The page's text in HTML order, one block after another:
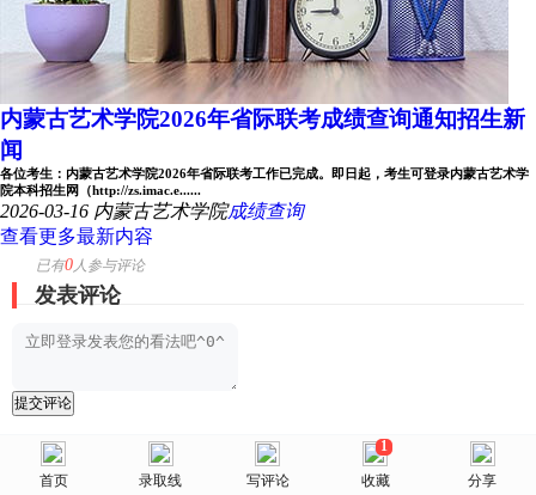
首页
美术网
选择省份 院校库 消息 我的
内蒙古艺术学院2026年省际联考成绩查询通知招生新
闻
各位考生：内蒙古艺术学院2026年省际联考工作已完成。即日起，考生可登录内蒙古艺术学
院本科招生网（http://zs.imac.e......
2026-03-16 内蒙古艺术学院成绩查询
查看更多最新内容
已有0人参与评论
发表评论
提交评论
首页 录取线 写评论
1
收藏 分享